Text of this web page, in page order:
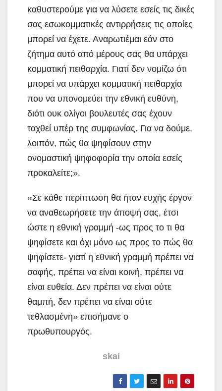
καθυστερούμε για να λύσετε εσείς τις δικές
σας εσωκομματικές αντιρρήσεις τις οποίες
μπορεί να έχετε. Αναρωτιέμαι εάν στο
ζήτημα αυτό από μέρους σας θα υπάρχει
κομματική πειθαρχία. Γιατί δεν νομίζω ότι
μπορεί να υπάρχει κομματική πειθαρχία
που να υπονομεύει την εθνική ευθύνη,
διότι ουκ ολίγοι βουλευτές σας έχουν
ταχθεί υπέρ της συμφωνίας. Για να δούμε,
λοιπόν, πώς θα ψηφίσουν στην
ονομαστική ψηφοφορία την οποία εσείς
προκαλείτε;».
«Σε κάθε περίπτωση θα ήταν ευχής έργον
να αναθεωρήσετε την άποψή σας, έτσι
ώστε η εθνική γραμμή -ως προς το τι θα
ψηφίσετε και όχι μόνο ως προς το πώς θα
ψηφίσετε- γιατί η εθνική γραμμή πρέπει να
σαφής, πρέπει να είναι κοινή, πρέπει να
είναι ευθεία. Δεν πρέπει να είναι ούτε
θαμπή, δεν πρέπει να είναι ούτε
τεθλασμένη» επισήμανε ο
πρωθυπουργός.
skai